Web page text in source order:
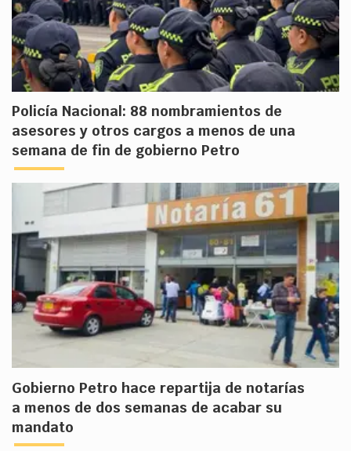
Policía Nacional: 88 nombramientos de
asesores y otros cargos a menos de una
semana de fin de gobierno Petro
Gobierno Petro hace repartija de notarías
a menos de dos semanas de acabar su
mandato